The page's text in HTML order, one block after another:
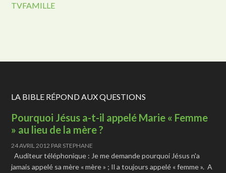
TVFAMILLE
LA BIBLE RÉPOND AUX QUESTIONS
Pourquoi Jésus a-t-il appelé Marie « Femme
» au lieu de la mère ?
24 AVRIL 2012 PAR STEPHANE
Auditeur téléphonique : Je me demande pourquoi Jésus n'a
jamais appelé sa mère « mère » ; Il a toujours appelé « femme ». A